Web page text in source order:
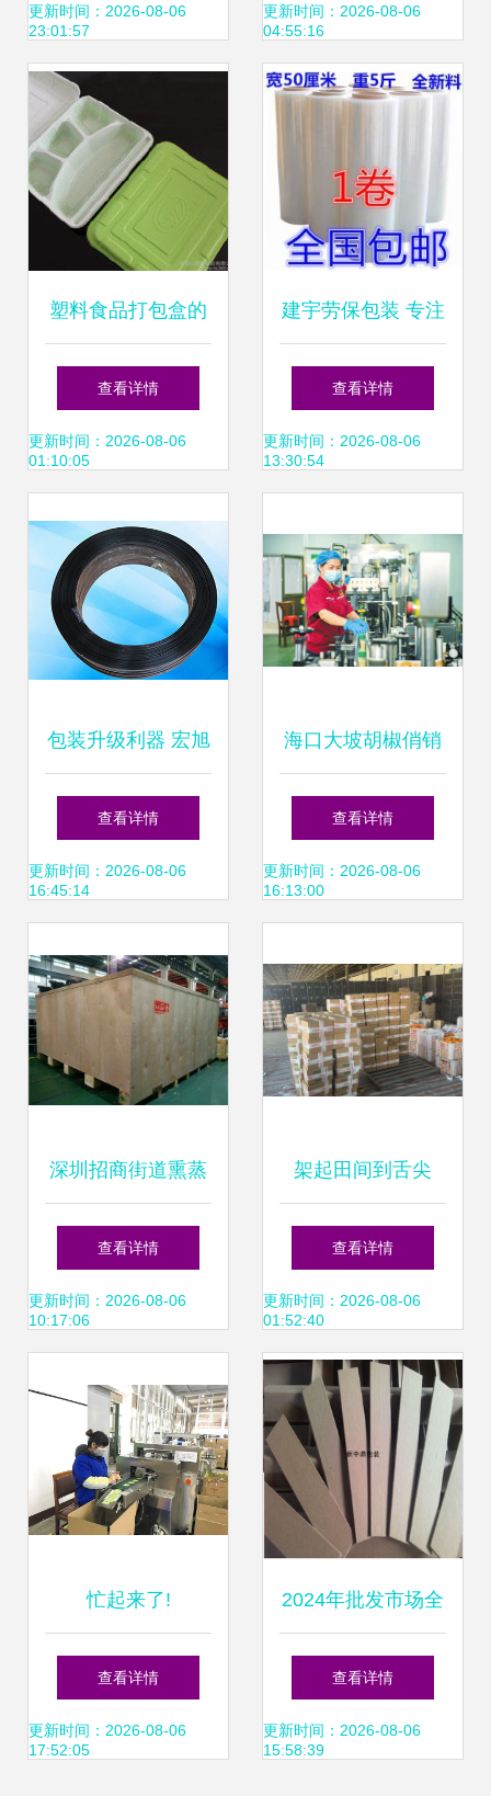
理更高效
更新时间：2026-08-06
23:01:57
线打包一步到位
更新时间：2026-08-06
04:55:16
塑料食品打包盒的
价格、批发与厂家
资源全解析
查看详情
更新时间：2026-08-06
01:10:05
建宇劳保包装 专注
胶粘制品与打包
带，助力高效在线
查看详情
更新时间：2026-08-06
13:30:54
包装升级利器 宏旭
打包扣如何协同陶
瓷制品与塑带提升
查看详情
更新时间：2026-08-06
16:45:14
海口大坡胡椒俏销
国内外市场在线打
包忙
查看详情
更新时间：2026-08-06
16:13:00
深圳招商街道熏蒸
木箱包装厂 专业出
口包装与在线打包
查看详情
更新时间：2026-08-06
10:17:06
架起田间到舌尖
的“绿色通道” 助力
保山春季水果“极速
锁鲜”
查看详情
更新时间：2026-08-06
01:52:40
忙起来了!
查看详情
更新时间：2026-08-06
17:52:05
2024年批发市场全
攻略 价格、厂家、
采购、图片与在线
查看详情
更新时间：2026-08-06
15:58:39